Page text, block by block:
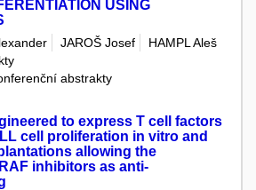
USING
JAROŠ Josef
HAMPL Aleš
abstrakty
to express T cell factors
cell proliferation in vitro and
allowing the
inhibitors as anti-